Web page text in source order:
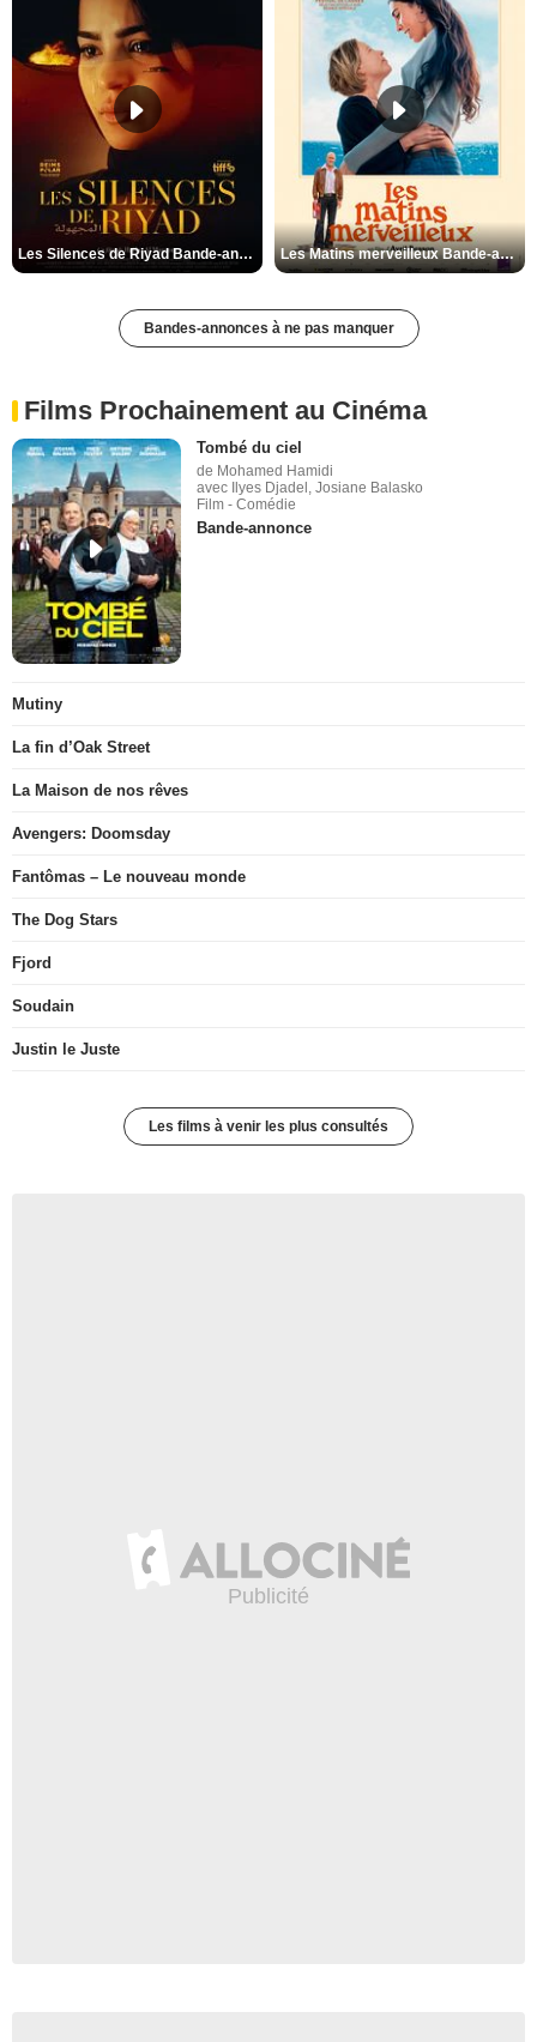
Les Silences de Riyad Bande-annonce VO STFR Les Matins merveilleux Bande-annonce VF
Bandes-annonces à ne pas manquer
Films Prochainement au Cinéma
Tombé du ciel
de Mohamed Hamidi
avec Ilyes Djadel, Josiane Balasko
Film - Comédie
Bande-annonce
Mutiny
La fin d’Oak Street
La Maison de nos rêves
Avengers: Doomsday
Fantômas – Le nouveau monde
The Dog Stars
Fjord
Soudain
Justin le Juste
Les films à venir les plus consultés